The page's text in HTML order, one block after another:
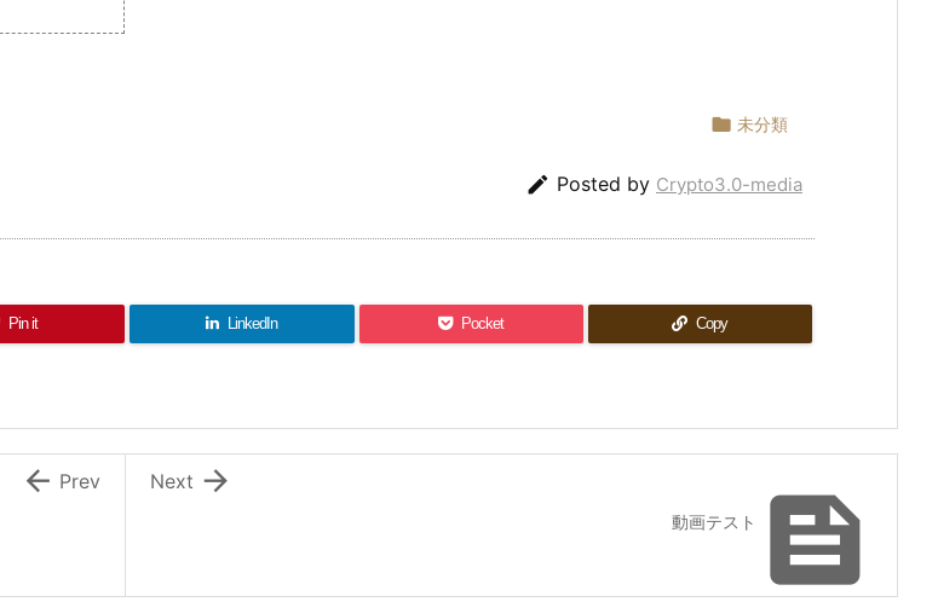
 未分類
 Posted by Crypto3.0-media
Pin it LinkedIn Pocket Copy

動画テスト

Next
 Prev